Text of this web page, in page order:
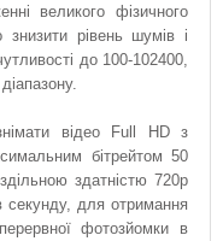
великого фізичного
знизити рівень шумів і
до 100-102400,
відео Full HD з
бітрейтом 50
здатністю 720p
секунду, для отримання
фотозйомки в